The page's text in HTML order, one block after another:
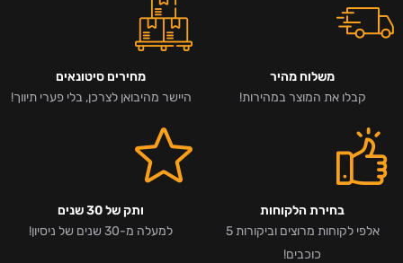
משלוח מהיר
קבלו את המוצר במהירות!
מחירים סיטונאים
היישר מהיבואן לצרכן, בלי פערי תיווך!
בחירת הלקוחות
אלפי לקוחות מרוצים וביקורות 5
כוכבים!
ותק של 30 שנים
למעלה מ-30 שנים של ניסיון!